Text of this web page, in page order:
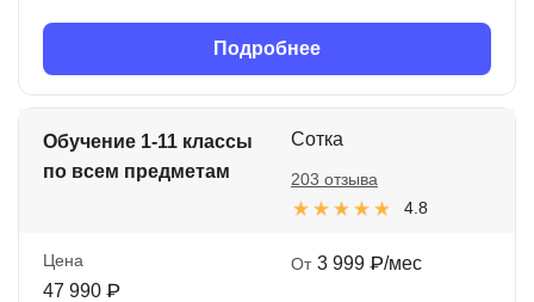
Подробнее
Обучение 1-11 классы
по всем предметам
Сотка
4.8
203 отзыва
Цена
47 990 ₽
От 3 999 ₽/мес